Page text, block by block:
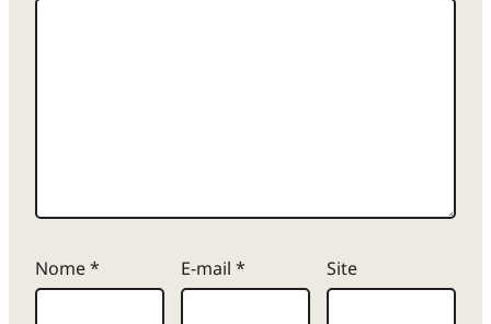
Nome* E-mail * Site